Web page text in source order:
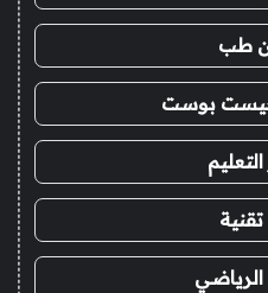
طب
بوست